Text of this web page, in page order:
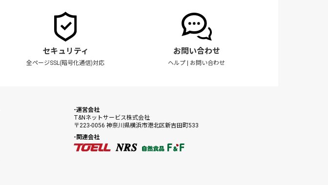
セキュリティ
全ページSSL(暗号化通信)対応
お問い合わせ
ヘルプ お問い合わせ
運営会社
T&Nネットサービス株式会社
〒223-0056 神奈川県横浜市港北区新吉田町533
関連会社